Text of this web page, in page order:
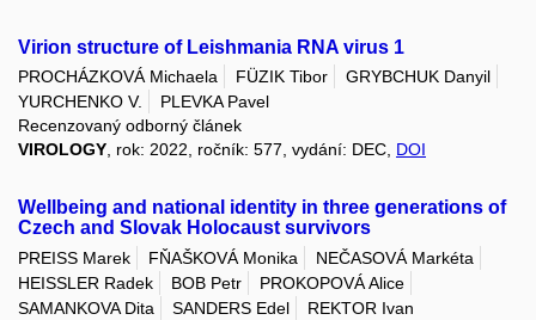
Virion structure of Leishmania RNA virus 1
PROCHÁZKOVÁ Michaela FÜZIK Tibor
GRYBCHUK Danyil
YURCHENKO V.
PLEVKA Pavel
Recenzovaný odborný článek
VIROLOGY, rok: 2022, ročník: 577, vydání: DEC, DOI
Wellbeing and national identity in three generations of
Czech and Slovak Holocaust survivors
PREISS Marek FŇAŠKOVÁ Monika
NEČASOVÁ Markéta
HEISSLER Radek
BOB Petr
PROKOPOVÁ Alice
SAMANKOVA Dita
SANDERS Edel
REKTOR Ivan